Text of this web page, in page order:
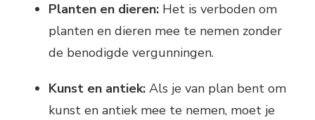
Planten en dieren: Het is verboden om
planten en dieren mee te nemen zonder
de benodigde vergunningen.
Kunst en antiek: Als je van plan bent om
kunst en antiek mee te nemen, moet je